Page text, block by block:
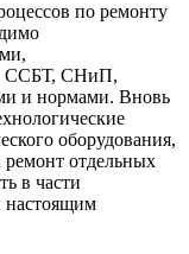
по ремонту
ССБТ, СНиП,
и нормами. Вновь
оборудования,
ремонт отдельных
в части
настоящим